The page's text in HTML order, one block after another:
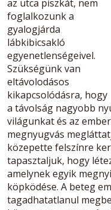
az utca piszkát, nem
foglalkozunk a
gyalogjárda
lábkibicsakló
egyenetlenségeivel.
Szükségünk van
eltávolodásos
kikapcsolódásra, hogy
a távolság nagyobb
világunkat és az
megnyugvás
közepette felszínre
tapasztaljuk, hogy
amelynek egyik
köpködése. A beteg
tagadhatatlanul